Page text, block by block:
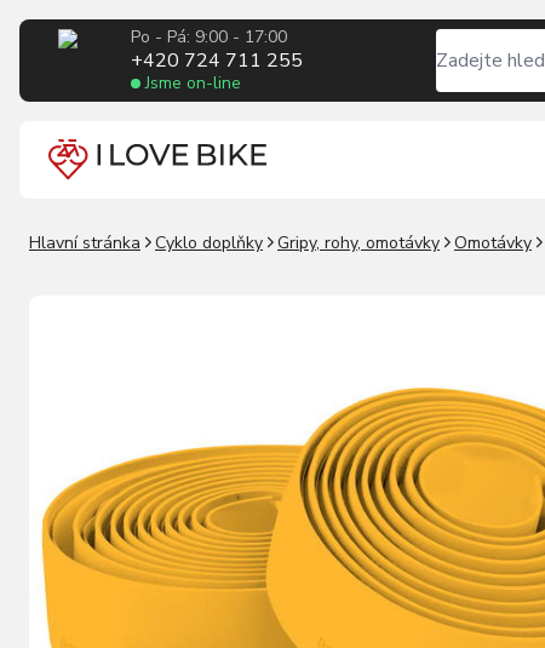
Po - Pá: 9:00 - 17:00
+420 724 711 255
Jsme on-line
Hlavní stránka Cyklo doplňky Gripy, rohy, omotávky Omotávky